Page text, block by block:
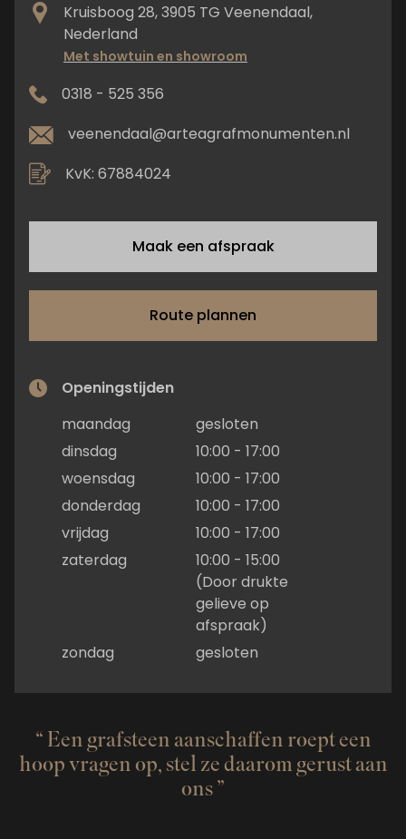
Kruisboog 28, 3905 TG Veenendaal,
Nederland
Met showtuin en showroom
0318 - 525 356
veenendaal@arteagrafmonumenten.nl
KvK: 67884024
Maak een afspraak
Route plannen
Openingstijden
maandag
gesloten
dinsdag
10:00 - 17:00
woensdag
10:00 - 17:00
donderdag
10:00 - 17:00
vrijdag
10:00 - 17:00
zaterdag
10:00 - 15:00
(Door drukte
gelieve op
afspraak)
zondag
gesloten
Een grafsteen aanschaffen roept een
hoop vragen op, stel ze daarom gerust aan
ons